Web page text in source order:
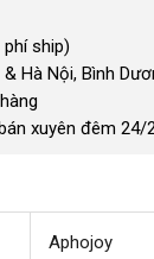
ship)
Hà Nội, Bình
xuyên đêm 24/
Aphojoy